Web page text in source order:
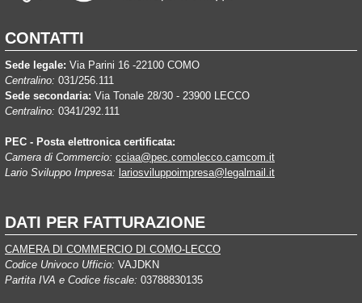
CONTATTI
Sede legale: Via Parini 16 -22100 COMO
Centralino: 031/256.111
Sede secondaria: Via Tonale 28/30 - 23900 LECCO
Centralino: 0341/292.111
PEC - Posta elettronica certificata:
Camera di Commercio: cciaa@pec.comolecco.camcom.it
Lario Sviluppo Impresa: lariosviluppoimpresa@legalmail.it
DATI PER FATTURAZIONE
CAMERA DI COMMERCIO DI COMO-LECCO
Codice Univoco Ufficio: VAJDKN
Partita IVA e Codice fiscale: 03788830135